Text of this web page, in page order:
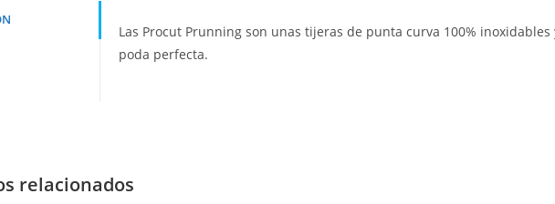
Las Procut Prunning son unas tijeras de punta curva 100%
poda perfecta.
relacionados